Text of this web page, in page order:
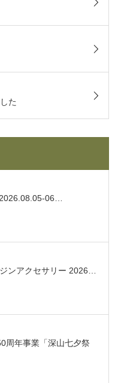
た
06…
ンアクセサリー 2026…
周年事業「深山七夕祭